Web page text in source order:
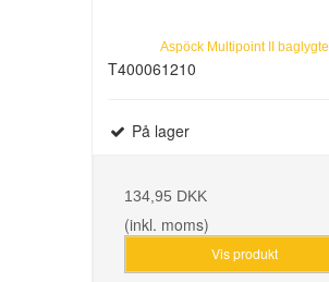
Aspöck Multipoint II baglygte
T400061210
På lager
134,95 DKK
(inkl. moms)
Vis produkt